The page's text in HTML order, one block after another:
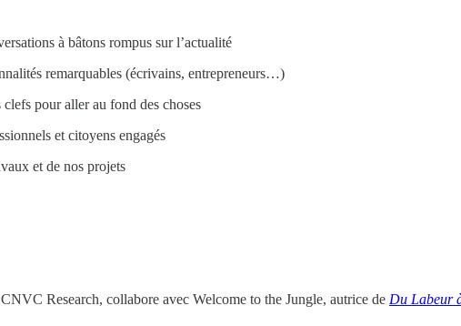
à bâtons rompus sur l’actualité
remarquables (écrivains, entrepreneurs…)
pour aller au fond des choses
et citoyens engagés
et de nos projets
Research, collabore avec Welcome to the Jungle, autrice de Du Labeur